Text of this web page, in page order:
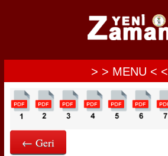
> > MENU < <
← Geri